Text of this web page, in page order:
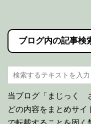
ブログ内の記事検
当ブログ「まじっく
どの内容をまとめサ